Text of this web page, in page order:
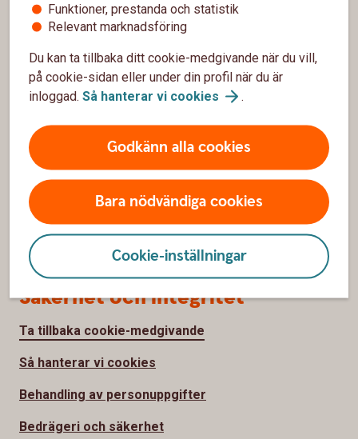
Funktioner, prestanda och statistik
Relevant marknadsföring
Du kan ta tillbaka ditt cookie-medgivande när du vill,
på cookie-sidan eller under din profil när du är
inloggad. Så hanterar vi cookies .
Godkänn alla cookies
Bara nödvändiga cookies
Cookie-inställningar
Bli kund
Om oss
Om Tjörns Sparbank
Hållbarhet
Samhällsengagemang
Jobba hos oss
Säkerhet och integritet
Ta tillbaka cookie-medgivande
Så hanterar vi cookies
Behandling av personuppgifter
Bedrägeri och säkerhet